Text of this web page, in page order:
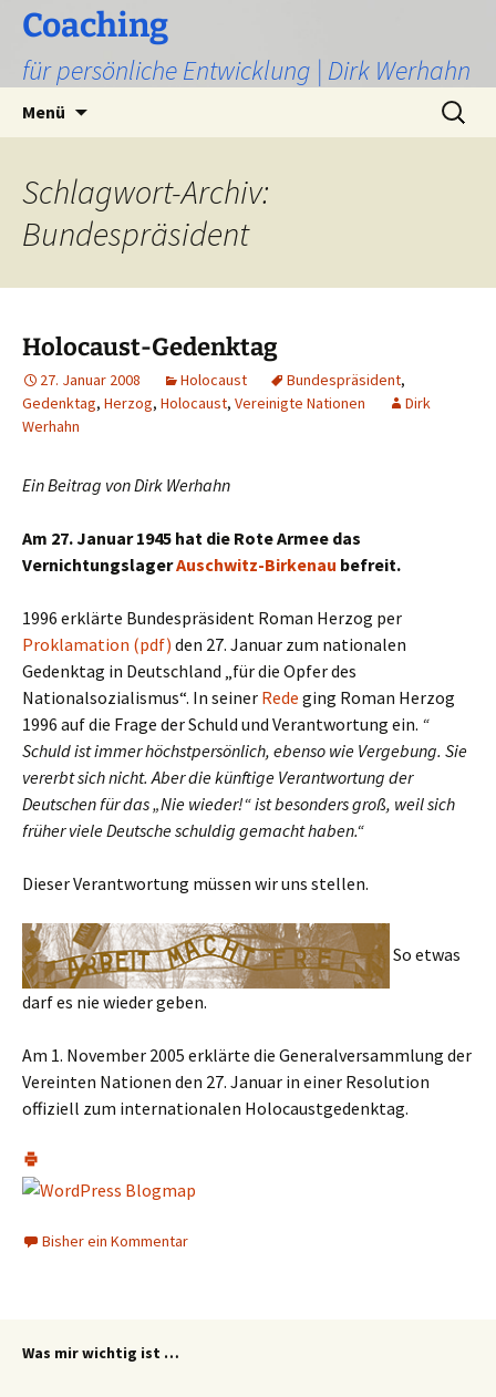
Zum
Inhalt
springen
Coaching
für persönliche Entwicklung | Dirk Werhahn
Menü
Suchen
nach:
Schlagwort-Archiv:
Bundespräsident
Holocaust-Gedenktag
27. Januar 2008 Holocaust Bundespräsident,
Gedenktag, Herzog, Holocaust, Vereinigte Nationen
Dirk
Werhahn
Ein Beitrag von Dirk Werhahn
Am 27. Januar 1945 hat die Rote Armee das
VernichtungslagerAuschwitz-Birkenau befreit.
1996 erklärte Bundespräsident Roman Herzog per
Proklamation (pdf) den 27. Januar zum nationalen
Gedenktag in Deutschland „für die Opfer des
Nationalsozialismus“. In seiner Rede ging Roman Herzog
1996 auf die Frage der Schuld und Verantwortung ein. “
Schuld ist immer höchstpersönlich, ebenso wie Vergebung. Sie
vererbt sich nicht. Aber die künftige Verantwortung der
Deutschen für das „Nie wieder!“ ist besonders groß, weil sich
früher viele Deutsche schuldig gemacht haben.“
Dieser Verantwortung müssen wir uns stellen.
So etwas
darf es nie wieder geben.
Am 1. November 2005 erklärte die Generalversammlung der
Vereinten Nationen den 27. Januar in einer Resolution
offiziell zum internationalen Holocaustgedenktag.
Bisher ein Kommentar
Was mir wichtig ist …